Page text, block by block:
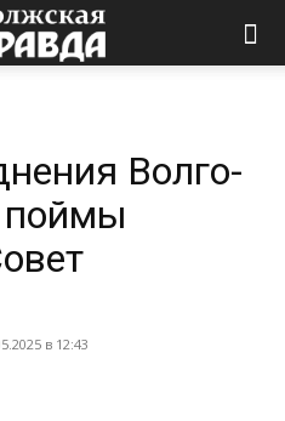
Волго-
поймы
в 12:43